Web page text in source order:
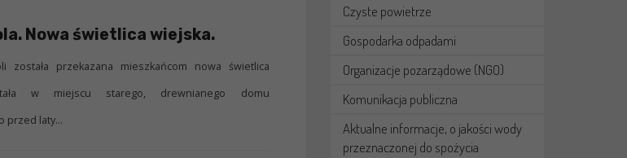
Nowa świetlica wiejska.
została przekazana mieszkańcom nowa świetlica
w miejscu starego, drewnianego domu
przed laty...
Czyste powietrze
Gospodarka odpadami
Organizacje pozarządowe (NGO)
Komunikacja publiczna
Aktualne informacje, o jakości wody
przeznaczonej do spożycia